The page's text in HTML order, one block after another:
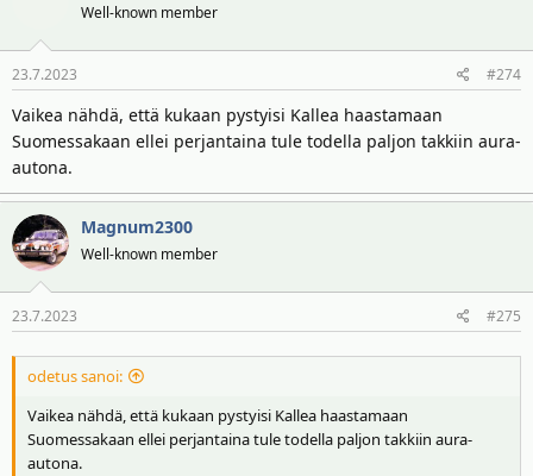
o
t
Well-known member
23.7.2023 #274
Vaikea nähdä, että kukaan pystyisi Kallea haastamaan
Suomessakaan ellei perjantaina tule todella paljon takkiin aura-
autona.
Magnum2300
Well-known member
23.7.2023 #275
odetus sanoi:
Vaikea nähdä, että kukaan pystyisi Kallea haastamaan
Suomessakaan ellei perjantaina tule todella paljon takkiin aura-
autona.